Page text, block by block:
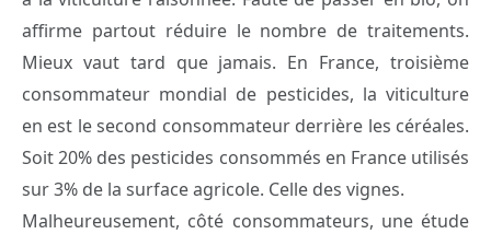
affirme partout réduire le nombre de traitements.
Mieux vaut tard que jamais. En France, troisième
consommateur mondial de pesticides, la viticulture
en est le second consommateur derrière les céréales.
Soit 20% des pesticides consommés en France utilisés
sur 3% de la surface agricole. Celle des vignes.
Malheureusement, côté consommateurs, une étude